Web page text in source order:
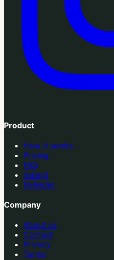
Product
How it works
Pricing
FAQ
Indsigt
Nyheder
Company
About us
Contact
Privacy
Terms